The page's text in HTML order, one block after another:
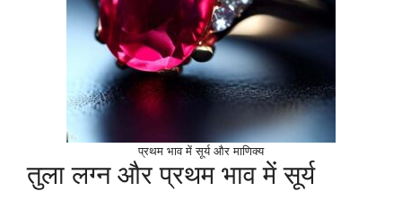
प्रथम भाव में सूर्य और माणिक्य
तुला लग्न और प्रथम भाव में सूर्य